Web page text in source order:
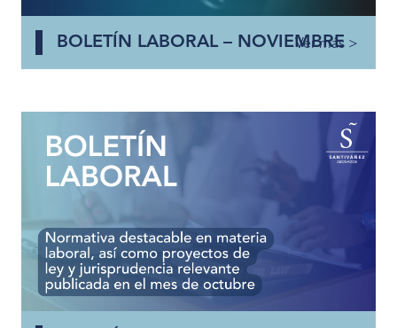
BOLETÍN LABORAL – NOVIEMBRE
Ver más >